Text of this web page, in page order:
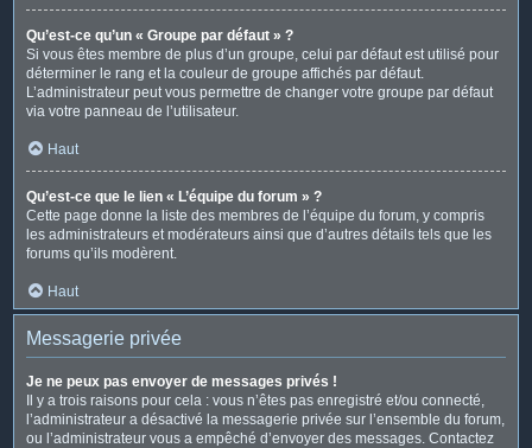
Qu’est-ce qu’un « Groupe par défaut » ?
Si vous êtes membre de plus d’un groupe, celui par défaut est utilisé pour
déterminer le rang et la couleur de groupe affichés par défaut.
L’administrateur peut vous permettre de changer votre groupe par défaut
via votre panneau de l’utilisateur.
Haut
Qu’est-ce que le lien « L’équipe du forum » ?
Cette page donne la liste des membres de l’équipe du forum, y compris
les administrateurs et modérateurs ainsi que d’autres détails tels que les
forums qu’ils modèrent.
Haut
Messagerie privée
Je ne peux pas envoyer de messages privés !
Il y a trois raisons pour cela : vous n’êtes pas enregistré et/ou connecté,
l’administrateur a désactivé la messagerie privée sur l’ensemble du forum,
ou l’administrateur vous a empêché d’envoyer des messages. Contactez